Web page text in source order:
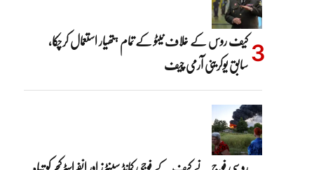
کیف روس کے خلاف نیٹو کے تمام ہتھیار استعمال کرچکا،
سابق یوکرینی آرمی چیف